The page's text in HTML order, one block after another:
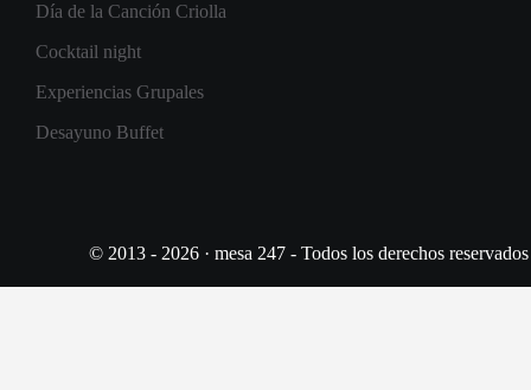
Día de la Canción Criolla
Cocktail night
Experiencias Grupales
Desayuno Buffet
© 2013 - 2026 · mesa 247 - Todos los derechos reservados